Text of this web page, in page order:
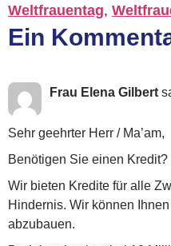
Weltfrauentag,
Ein
Frau Elena Gilbert
Sehr geehrter Herr / Ma’am,
Benötigen Sie einen
Wir bieten Kredite für alle
Hindernis. Wir können
abzubauen.